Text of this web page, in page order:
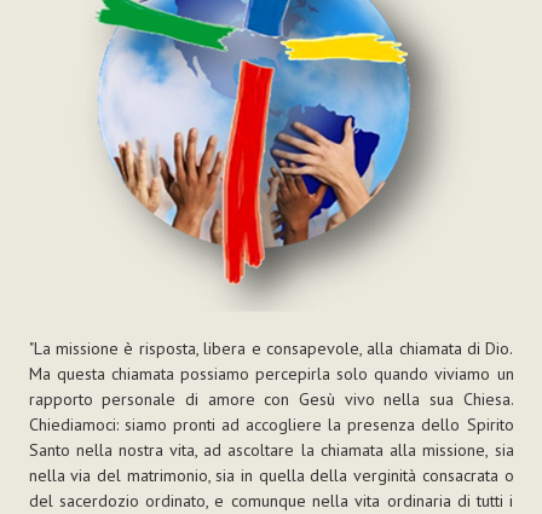
"La missione è risposta, libera e consapevole, alla chiamata di Dio.
Ma questa chiamata possiamo percepirla solo quando viviamo un
rapporto personale di amore con Gesù vivo nella sua Chiesa.
Chiediamoci: siamo pronti ad accogliere la presenza dello Spirito
Santo nella nostra vita, ad ascoltare la chiamata alla missione, sia
nella via del matrimonio, sia in quella della verginità consacrata o
del sacerdozio ordinato, e comunque nella vita ordinaria di tutti i